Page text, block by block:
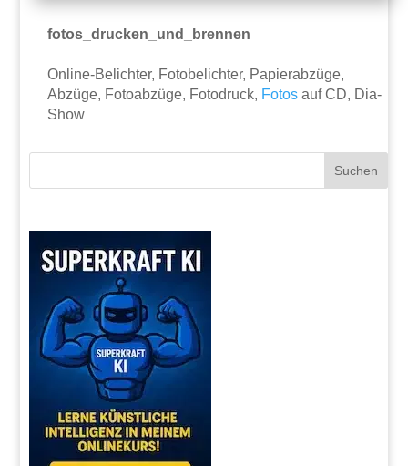
fotos_drucken_und_brennen
Online-Belichter, Fotobelichter, Papierabzüge,
Abzüge, Fotoabzüge, Fotodruck, Fotos auf CD, Dia-
Show